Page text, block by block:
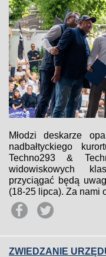
Młodzi deskarze
nadbałtyckiego
Techno293 &
widowiskowych
przyciągać będą
(18-25 lipca). Za nami
ZWIEDZANIE